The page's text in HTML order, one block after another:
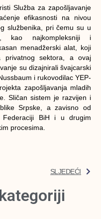
Služba za zapošljavanje
efikasnosti na nivou
službenika, pri čemu su u
kao najkompleksniji i
menadžerski alat, koji
privatnog sektora, a ovaj
su dizajnirali švajcarski
i rukovodilac YEP-
zapošljavanja mladih
Sličan sistem je razvijen i
Srpske, a zavisno od
Federaciji BiH i u drugim
procesima.
SLJEDEĆI